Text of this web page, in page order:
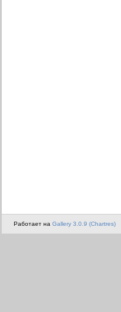
Работает на Gallery 3.0.9 (Chartres)